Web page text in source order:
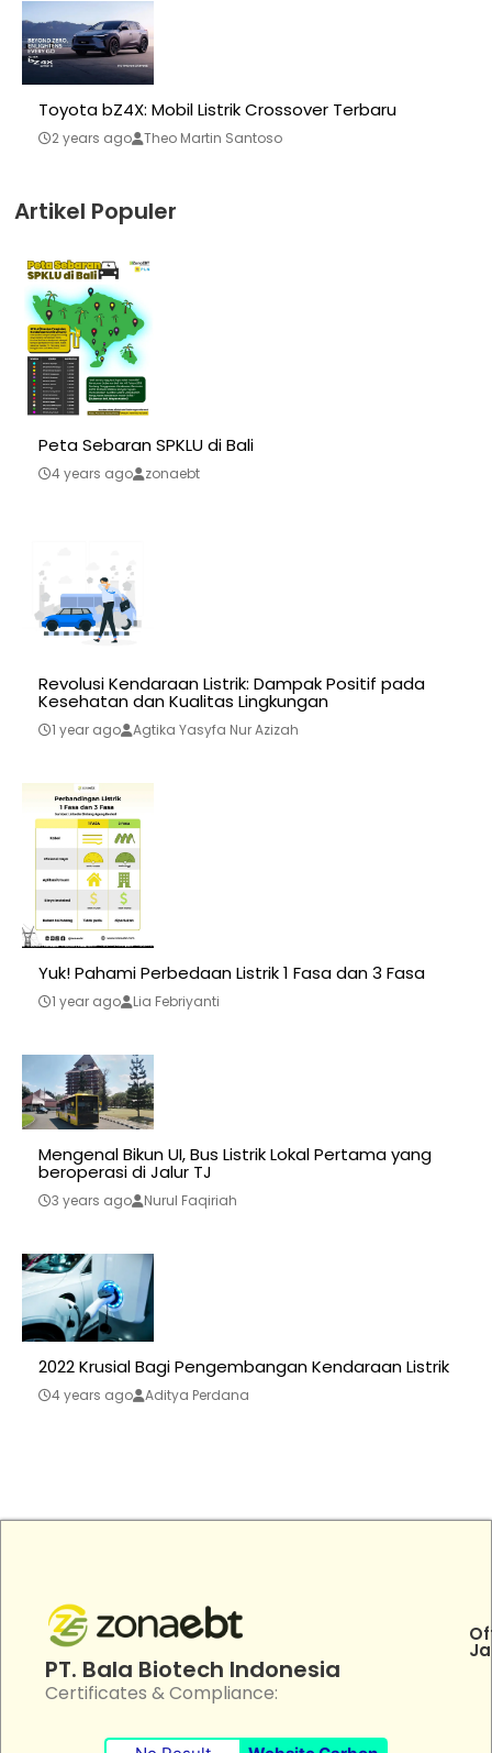
Toyota bZ4X: Mobil Listrik Crossover Terbaru
2 years ago Theo Martin Santoso
Artikel Populer
Peta Sebaran SPKLU di Bali
4 years ago zonaebt
Revolusi Kendaraan Listrik: Dampak Positif pada
Kesehatan dan Kualitas Lingkungan
1 year ago Agtika Yasyfa Nur Azizah
Yuk! Pahami Perbedaan Listrik 1 Fasa dan 3 Fasa
1 year ago Lia Febriyanti
Mengenal Bikun UI, Bus Listrik Lokal Pertama yang
beroperasi di Jalur TJ
3 years ago Nurul Faqiriah
2022 Krusial Bagi Pengembangan Kendaraan Listrik
4 years ago Aditya Perdana
PT. Bala Biotech Indonesia
Certificates & Compliance: